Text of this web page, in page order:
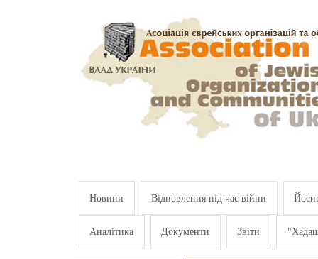
Новини Відновлення під час війни
Аналітика Документи Звіти